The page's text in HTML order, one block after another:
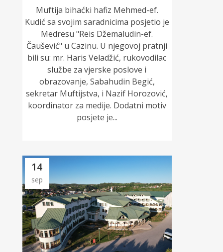
Muftija bihaćki hafiz Mehmed-ef.
Kudić sa svojim saradnicima posjetio je
Medresu "Reis Džemaludin-ef.
Čaušević" u Cazinu. U njegovoj pratnji
bili su: mr. Haris Veladžić, rukovodilac
službe za vjerske poslove i
obrazovanje, Sabahudin Begić,
sekretar Muftijstva, i Nazif Horozović,
koordinator za medije. Dodatni motiv
posjete je...
14
sep